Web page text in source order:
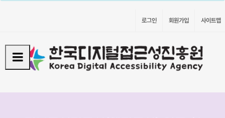
로그인 회원가입 사이트맵